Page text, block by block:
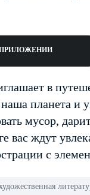
в
планета и
мусор,
вас ждут
с